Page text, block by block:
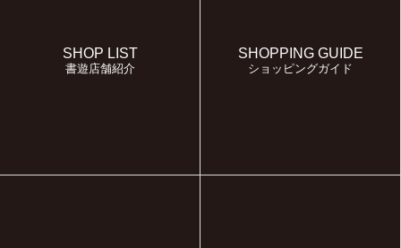
SHOP LIST
書遊店舗紹介
SHOPPING GUIDE
ショッピングガイド